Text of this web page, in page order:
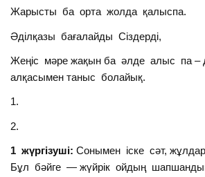
Жарысты ба орта жолда қалыспа.
Әділқазы бағалайды Сіздерді,
Жеңіс мәре жақын ба әлде алыс па –
алқасымен таныс болайық.
1.
2.
1 жүргізуші: Сонымен іске сәт,
Бұл бәйге — жүйрік ойдың